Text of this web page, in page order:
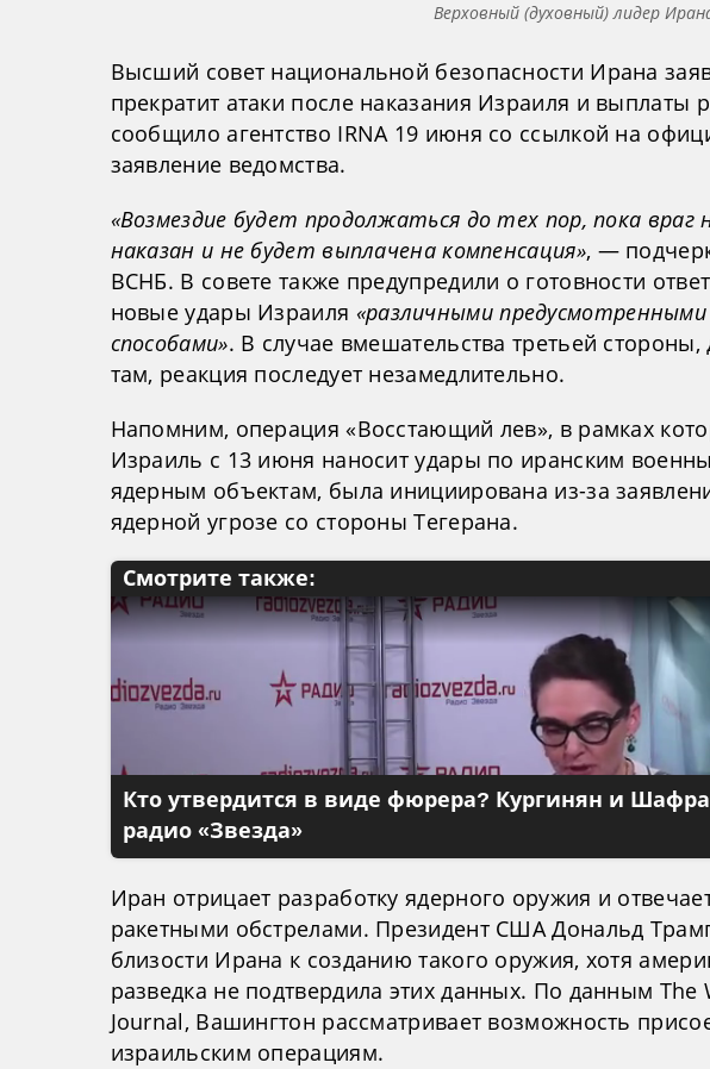
Верховный (духовный) лидер
Высший совет национальной безопасности Ирана
прекратит атаки после наказания Израиля и выплаты
сообщило агентство IRNA 19 июня со ссылкой на
заявление ведомства.
«Возмездие будет продолжаться до тех пор, пока враг
наказан и не будет выплачена компенсация», —
ВСНБ. В совете также предупредили о готовности
новые удары Израиля «различными предусмотренными
способами». В случае вмешательства третьей стороны,
там, реакция последует незамедлительно.
Напомним, операция «Восстающий лев», в рамках
Израиль с 13 июня наносит удары по иранским
ядерным объектам, была инициирована из-за
ядерной угрозе со стороны Тегерана.
Смотрите также:
Кто утвердится в виде фюрера? Кургинян и
радио «Звезда»
Иран отрицает разработку ядерного оружия и
ракетными обстрелами. Президент США Дональд
близости Ирана к созданию такого оружия, хотя
разведка не подтвердила этих данных. По данным The
Journal, Вашингтон рассматривает возможность
израильским операциям.